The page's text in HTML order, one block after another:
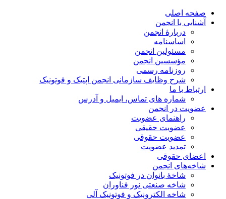
صفحه اصلی
آشنایی با انجمن
دربارۀ انجمن
اساسنامه
مسئولین انجمن
مؤسسین انجمن
روزنامه رسمی
شرح وظایف سازمانی انجمن اپتیک و فوتونیک
ارتباط با ما
شماره های تماس، ایمیل و آدرس
عضویت در انجمن
راهنمای عضویت
عضویت حقیقی
عضویت حقوقی
تمدید عضویت
اعضای حقوقی
شاخه‌های انجمن
شاخۀ بانوان در فوتونیک
شاخه صنعتی نور فناوران
شاخه‌ الکترونیک و فوتونیک آلی